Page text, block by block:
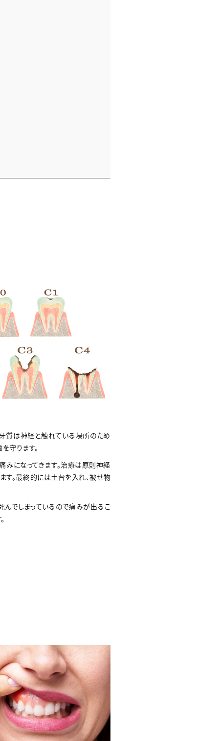
質は神経と触れている場所のため
守ります。
みになってきます。治療は原則神経
す。最終的には土台を入れ、被せ物
んでしまっているので痛みが出るこ